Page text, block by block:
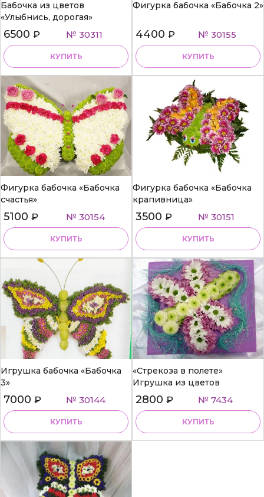
Бабочка из цветов
«Улыбнись, дорогая»
6500 ₽ № 30311
КУПИТЬ
Фигурка бабочка «Бабочка 2»
4400 ₽ № 30155
КУПИТЬ
Фигурка бабочка «Бабочка
счастья»
5100 ₽ № 30154
КУПИТЬ
Фигурка бабочка «Бабочка
крапивница»
3500 ₽ № 30151
КУПИТЬ
Игрушка бабочка «Бабочка
3»
7000 ₽ № 30144
КУПИТЬ
«Стрекоза в полете»
Игрушка из цветов
2800 ₽ № 7434
КУПИТЬ